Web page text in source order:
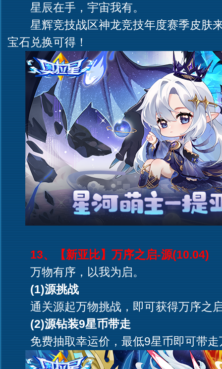
星辰在手，宇宙我有。
星辉竞技战区神龙竞技年度赛季皮肤
宝石兑换可得！
13、【新亚比】万序之启-源(10.04)
万物有序，以我为启。
(1)源挑战
通关源起万物挑战，即可获得万序之
(2)源钻装9星币带走
免费抽取幸运价，最低9星币即可带走